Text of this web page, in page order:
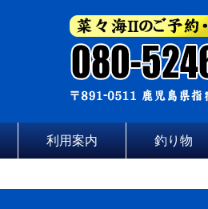
利用案内 釣り物